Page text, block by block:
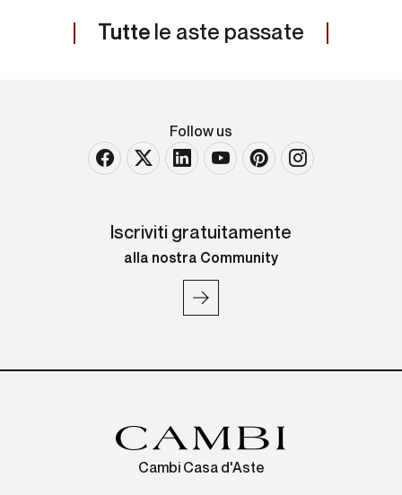
Tutte le aste passate
Follow us
Iscriviti gratuitamente
alla nostra Community
Cambi Casa d'Aste